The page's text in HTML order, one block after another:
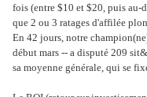
fois (entre $10 et $20, puis au-
que 2 ou 3 ratages d'affilée
En 42 jours, notre
début mars -- a disputé 209
sa moyenne générale, qui se